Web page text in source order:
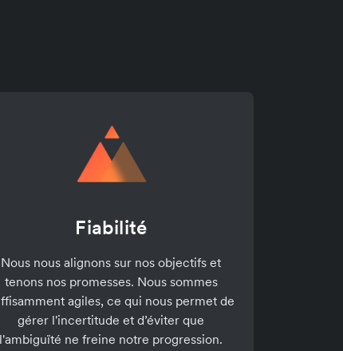
Fiabilité
Nous nous alignons sur nos objectifs et
tenons nos promesses. Nous sommes
agiles, ce qui nous permet de
gérer l'incertitude et d’éviter que
l'ambiguïté ne freine notre progression.